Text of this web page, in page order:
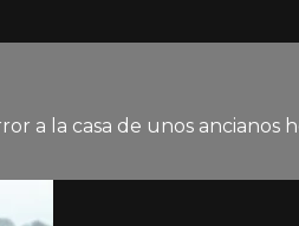
a la casa de unos